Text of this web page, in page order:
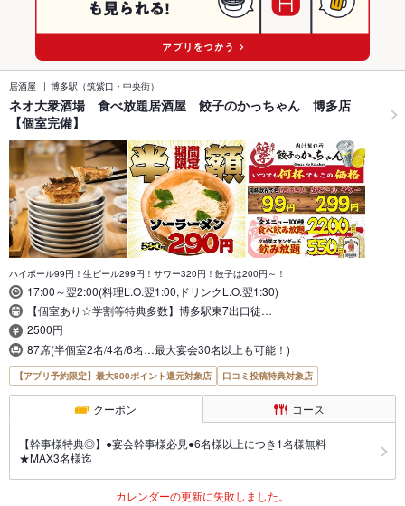
居酒屋 博多駅（筑紫口・中央街）
ネオ大衆酒場 食べ放題居酒屋 餃子のかっちゃん 博多店
【個室完備】
ハイボール99円！生ビール299円！サワー320円！餃子は200円～！
17:00～翌2:00(料理L.O.翌1:00,ドリンクL.O.翌1:30)
【個室あり☆学割等特典多数】博多駅東7出口徒…
2500円
87席(半個室2名/4名/6名…最大宴会30名以上も可能！)
【アプリ予約限定】最大800ポイント還元対象店 口コミ投稿特典対象店
クーポン コース
【幹事様特典◎】●宴会幹事様必見●6名様以上につき1名様無料
★MAX3名様迄
カレンダーの更新に失敗しました。